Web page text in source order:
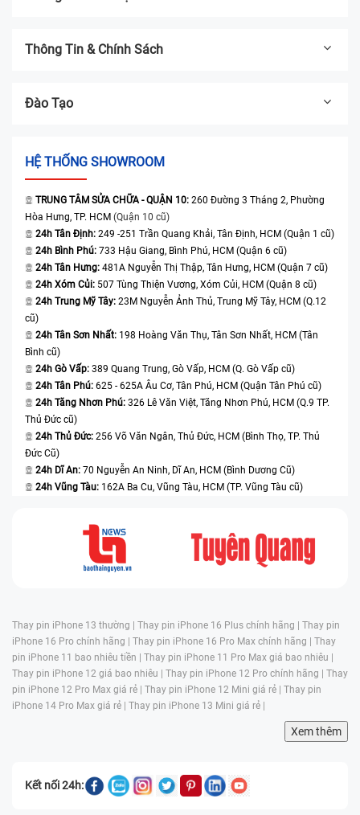
Thông Tin & Chính Sách
Đào Tạo
HỆ THỐNG SHOWROOM
TRUNG TÂM SỬA CHỮA - QUẬN 10: 260 Đường 3 Tháng 2, Phường
Hòa Hưng, TP. HCM (Quận 10 cũ)
24h Tân Định: 249 -251 Trần Quang Khải, Tân Định, HCM (Quận 1 cũ)
24h Bình Phú: 733 Hậu Giang, Bình Phú, HCM (Quận 6 cũ)
24h Tân Hưng: 481A Nguyễn Thị Thập, Tân Hưng, HCM (Quận 7 cũ)
24h Xóm Củi: 507 Tùng Thiện Vương, Xóm Củi, HCM (Quận 8 cũ)
24h Trung Mỹ Tây: 23M Nguyễn Ảnh Thủ, Trung Mỹ Tây, HCM (Q.12
cũ)
24h Tân Sơn Nhất: 198 Hoàng Văn Thụ, Tân Sơn Nhất, HCM (Tân
Bình cũ)
24h Gò Vấp: 389 Quang Trung, Gò Vấp, HCM (Q. Gò Vấp cũ)
24h Tân Phú: 625 - 625A Âu Cơ, Tân Phú, HCM (Quận Tân Phú cũ)
24h Tăng Nhơn Phú: 326 Lê Văn Việt, Tăng Nhơn Phú, HCM (Q.9 TP.
Thủ Đức cũ)
24h Thủ Đức: 256 Võ Văn Ngân, Thủ Đức, HCM (Bình Thọ, TP. Thủ
Đức Cũ)
24h Dĩ An: 70 Nguyễn An Ninh, Dĩ An, HCM (Bình Dương Cũ)
24h Vũng Tàu: 162A Ba Cu, Vũng Tàu, HCM (TP. Vũng Tàu cũ)
Thay pin iPhone 13 thường | Thay pin iPhone 16 Plus chính hãng | Thay pin
iPhone 16 Pro chính hãng | Thay pin iPhone 16 Pro Max chính hãng | Thay
pin iPhone 11 bao nhiêu tiền | Thay pin iPhone 11 Pro Max giá bao nhiêu |
Thay pin iPhone 12 giá bao nhiêu | Thay pin iPhone 12 Pro chính hãng | Thay
pin iPhone 12 Pro Max giá rẻ | Thay pin iPhone 12 Mini giá rẻ | Thay pin
iPhone 14 Pro Max giá rẻ | Thay pin iPhone 13 Mini giá rẻ |
Xem thêm
Kết nối 24h: